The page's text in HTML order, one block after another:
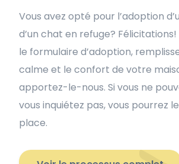
Vous avez opté pour l’adoption
d’un chat en refuge?
le formulaire d’adoption,
calme et le confort de votre
apportez-le-nous. Si vous ne
vous inquiétez pas, vous pourrez
place.